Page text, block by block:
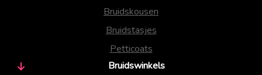
Bruidskousen
Bruidstasjes
Petticoats
Bruidswinkels